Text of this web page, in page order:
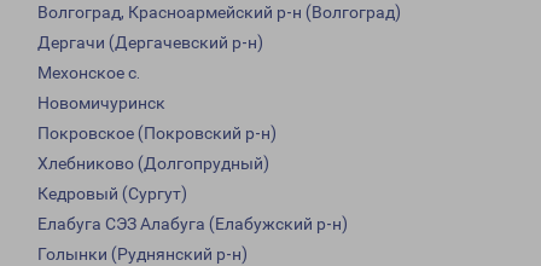
Волгоград, Красноармейский р-н (Волгоград)
Дергачи (Дергачевский р-н)
Мехонское с.
Новомичуринск
Покровское (Покровский р-н)
Хлебниково (Долгопрудный)
Кедровый (Сургут)
Елабуга СЭЗ Алабуга (Елабужский р-н)
Голынки (Руднянский р-н)